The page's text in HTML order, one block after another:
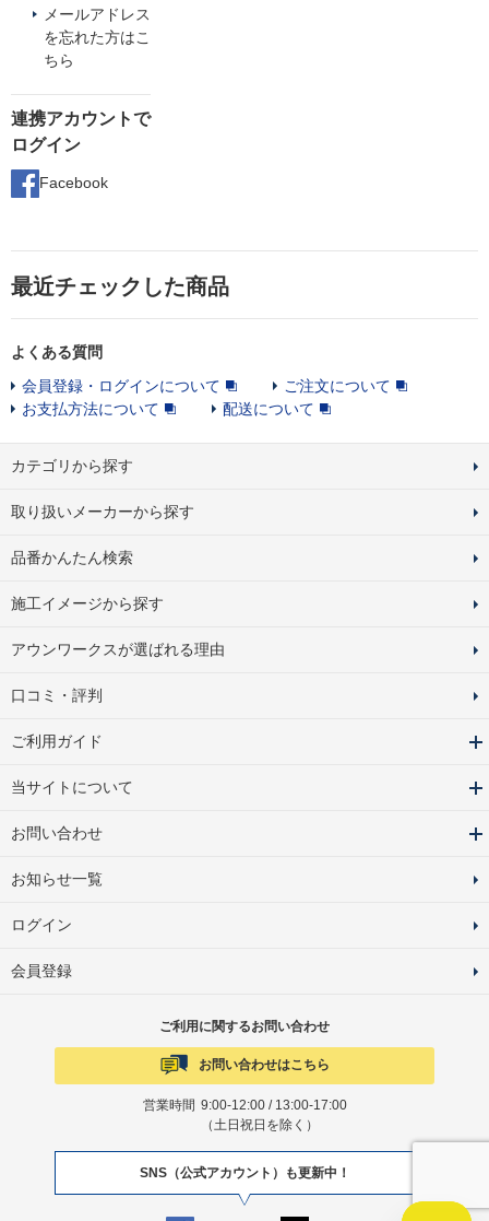
メールアドレス
を忘れた方はこ
ちら
連携アカウントで
ログイン
Facebook
最近チェックした商品
よくある質問
会員登録・ログインについて
ご注文について
お支払方法について
配送について
カテゴリから探す
取り扱いメーカーから探す
品番かんたん検索
施工イメージから探す
アウンワークスが選ばれる理由
口コミ・評判
ご利用ガイド
当サイトについて
お問い合わせ
お知らせ一覧
ログイン
会員登録
ご利用に関するお問い合わせ
お問い合わせはこちら
営業時間 9:00-12:00 / 13:00-17:00
（土日祝日を除く）
SNS（公式アカウント）も更新中！